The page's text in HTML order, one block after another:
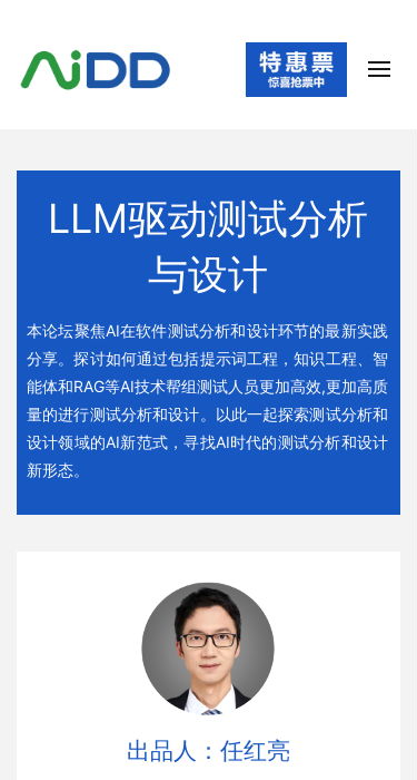
出品人：任红亮
LLM驱动测试分析
与设计
本论坛聚焦AI在软件测试分析和设计环节的最新实践
分享。探讨如何通过包括提示词工程，知识工程、智
能体和RAG等AI技术帮组测试人员更加高效,更加高质
量的进行测试分析和设计。以此一起探索测试分析和
设计领域的AI新范式，寻找AI时代的测试分析和设计
新形态。